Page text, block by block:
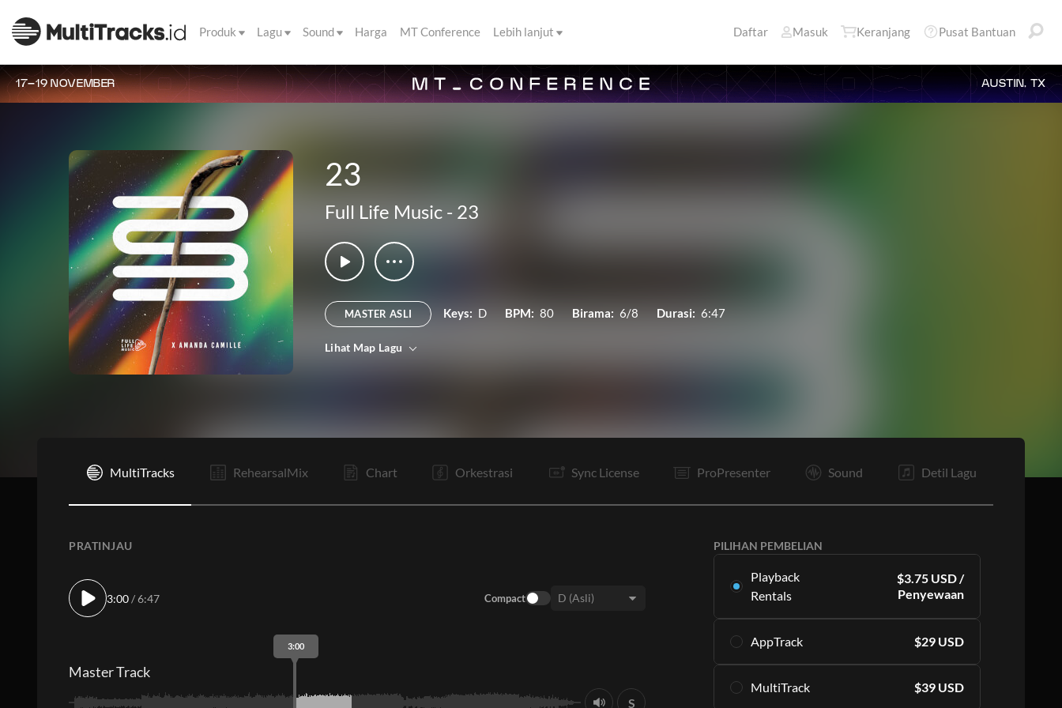
Produk Lagu Sound Harga MT Conference Lebih lanjut Daftar Masuk Keranjang Pusat Bantuan
17–19 NOVEMBER AUSTIN, TX
23
Full Life Music - 23
MASTER ASLI Keys: D BPM: 80 Birama: 6/8 Durasi: 6:47
Lihat Map Lagu
MultiTracks RehearsalMix Chart Orkestrasi Sync License ProPresenter Sound Detil Lagu
PILIHAN PEMBELIAN
Playback
Rentals
$3.75 USD/
Penyewaan
Dimulai dengan sewa 16 per bulan.
BERLANGGANAN
AppTrack $29 USD
berkualitas tinggi yang sama secara eksklusif di
MultiTrack $39 USD
PRATINJAU
3:00/ 6:47 Compact
3:00
Master Track
S